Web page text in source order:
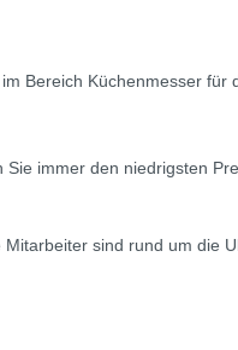
Bereich Küchenmesser für
immer den niedrigsten
sind rund um die